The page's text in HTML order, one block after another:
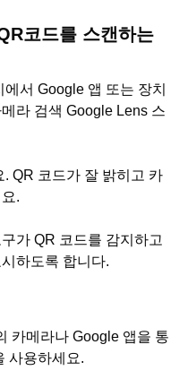
코드를 스캔하는
에서 Google 앱 또는 장치
라 검색 Google Lens 스
QR 코드가 잘 밝히고 카
.
가 QR 코드를 감지하고
하도록 합니다.
카메라나 Google 앱을 통
사용하세요.